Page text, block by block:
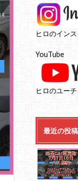
ヒロのインス
YouTube
ヒロのユー
最近の投稿